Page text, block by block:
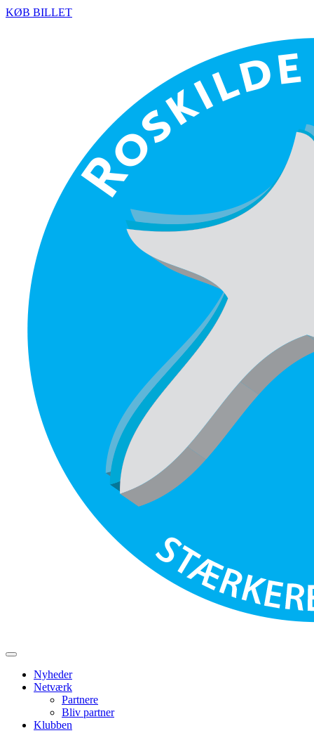
KØB BILLET
Nyheder
Netværk
Partnere
Bliv partner
Klubben